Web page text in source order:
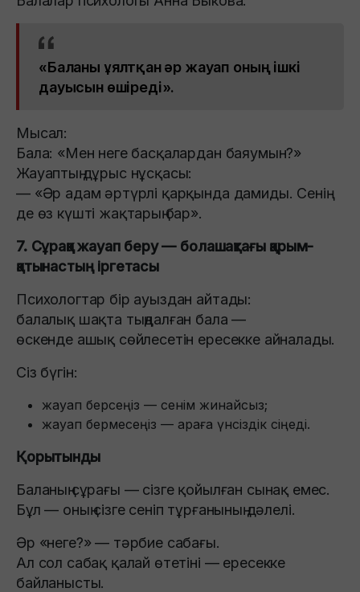
«Баланы ұялтқан әр жауап оның ішкі
дауысын өшіреді».
Мысал:
Бала: «Мен неге басқалардан баяумын?»
Жауаптың дұрыс нұсқасы:
— «Әр адам әртүрлі қарқында дамиды. Сенің
де өз күшті жақтарың бар».
7. Сұраққа жауап беру — болашақтағы қарым-
қатынастың іргетасы
Психологтар бір ауыздан айтады:
балалық шақта тыңдалған бала —
өскенде ашық сөйлесетін ересекке айналады.
Сіз бүгін:
жауап берсеңіз — сенім жинайсыз;
жауап бермесеңіз — араға үнсіздік сіңеді.
Қорытынды
Баланың сұрағы — сізге қойылған сынақ емес.
Бұл — оның сізге сеніп тұрғанының дәлелі.
Әр «неге?» — тәрбие сабағы.
Ал сол сабақ қалай өтетіні — ересекке
байланысты.